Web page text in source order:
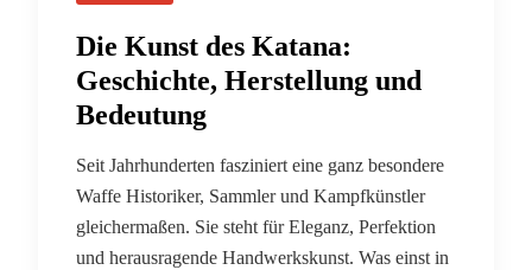
Die Kunst des Katana:
Geschichte, Herstellung und
Bedeutung
Seit Jahrhunderten fasziniert eine ganz besondere
Waffe Historiker, Sammler und Kampfkünstler
gleichermaßen. Sie steht für Eleganz, Perfektion
und herausragende Handwerkskunst. Was einst in